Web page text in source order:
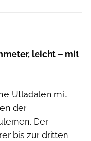
leicht – mit
Utladalen mit
der
Der
bis zur dritten